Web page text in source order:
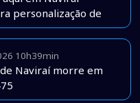
personalização de
10h39min
Naviraí morre em